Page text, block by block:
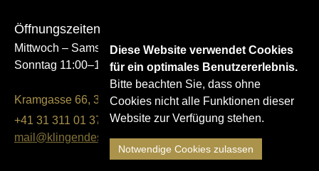
Öffnungszeiten
Mittwoch – Samstag 14:00–17:00
Sonntag 11:00–17:00
Kramgasse 66, 3011 Bern
+41 31 311 01 37
mail@klingendes-museum-bern.ch
Diese Website verwendet Cookies
für ein optimales Benutzererlebnis.
Bitte beachten Sie, dass ohne
Cookies nicht alle Funktionen dieser
Website zur Verfügung stehen.
Notwendige Cookies zulassen